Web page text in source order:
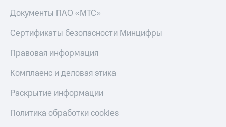
Документы ПАО «МТС»
Сертификаты безопасности Минцифры
Правовая информация
Комплаенс и деловая этика
Раскрытие информации
Политика обработки cookies